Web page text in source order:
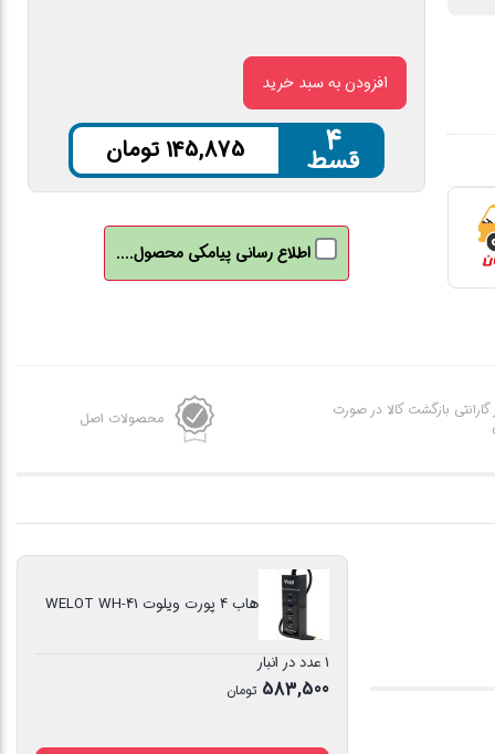
افزودن به سبد خرید
۴
قسط 145,875 تومان
اطلاع رسانی پیامکی محصول....
گارانتی بازگشت کالا در صورت
محصولات اصل
هاب 4 پورت ویلوت WELOT WH-41
1 عدد در انبار
583,500 تومان